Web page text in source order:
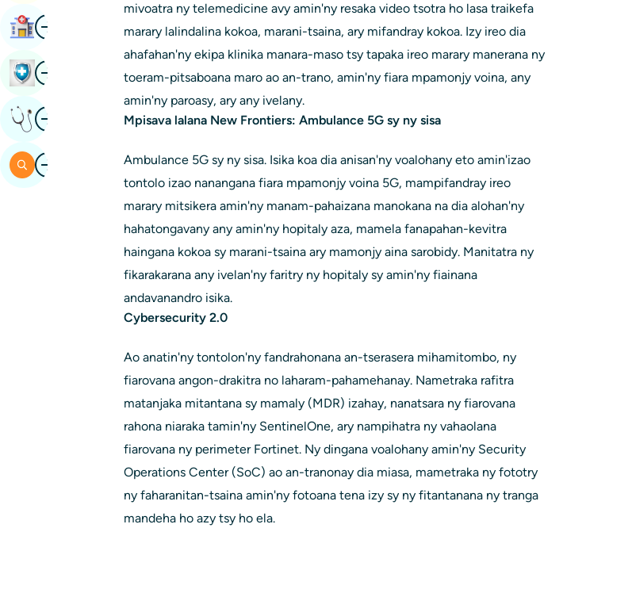
mivoatra ny telemedicine avy amin'ny resaka video tsotra ho lasa traikefa
marary lalindalina kokoa, marani-tsaina, ary mifandray kokoa. Izy ireo dia
ahafahan'ny ekipa klinika manara-maso tsy tapaka ireo marary manerana ny
toeram-pitsaboana maro ao an-trano, amin'ny fiara mpamonjy voina, any
amin'ny paroasy, ary any ivelany.
Mpisava lalana New Frontiers: Ambulance 5G sy ny sisa
Ambulance 5G sy ny sisa. Isika koa dia anisan'ny voalohany eto amin'izao
tontolo izao nanangana fiara mpamonjy voina 5G, mampifandray ireo
marary mitsikera amin'ny manam-pahaizana manokana na dia alohan'ny
hahatongavany any amin'ny hopitaly aza, mamela fanapahan-kevitra
haingana kokoa sy marani-tsaina ary mamonjy aina sarobidy. Manitatra ny
fikarakarana any ivelan'ny faritry ny hopitaly sy amin'ny fiainana
andavanandro isika.
Cybersecurity 2.0
Ao anatin'ny tontolon'ny fandrahonana an-tserasera mihamitombo, ny
fiarovana angon-drakitra no laharam-pahamehanay. Nametraka rafitra
matanjaka mitantana sy mamaly (MDR) izahay, nanatsara ny fiarovana
rahona niaraka tamin'ny SentinelOne, ary nampihatra ny vahaolana
fiarovana ny perimeter Fortinet. Ny dingana voalohany amin'ny Security
Operations Center (SoC) ao an-tranonay dia miasa, mametraka ny fototry
ny faharanitan-tsaina amin'ny fotoana tena izy sy ny fitantanana ny tranga
mandeha ho azy tsy ho ela.
ImageMitadiava Hopitaly
ImageBoky Fijerena Fahasalamana
ImageMahazoa Hevitra Manam-Pahaizana
ImageMitady